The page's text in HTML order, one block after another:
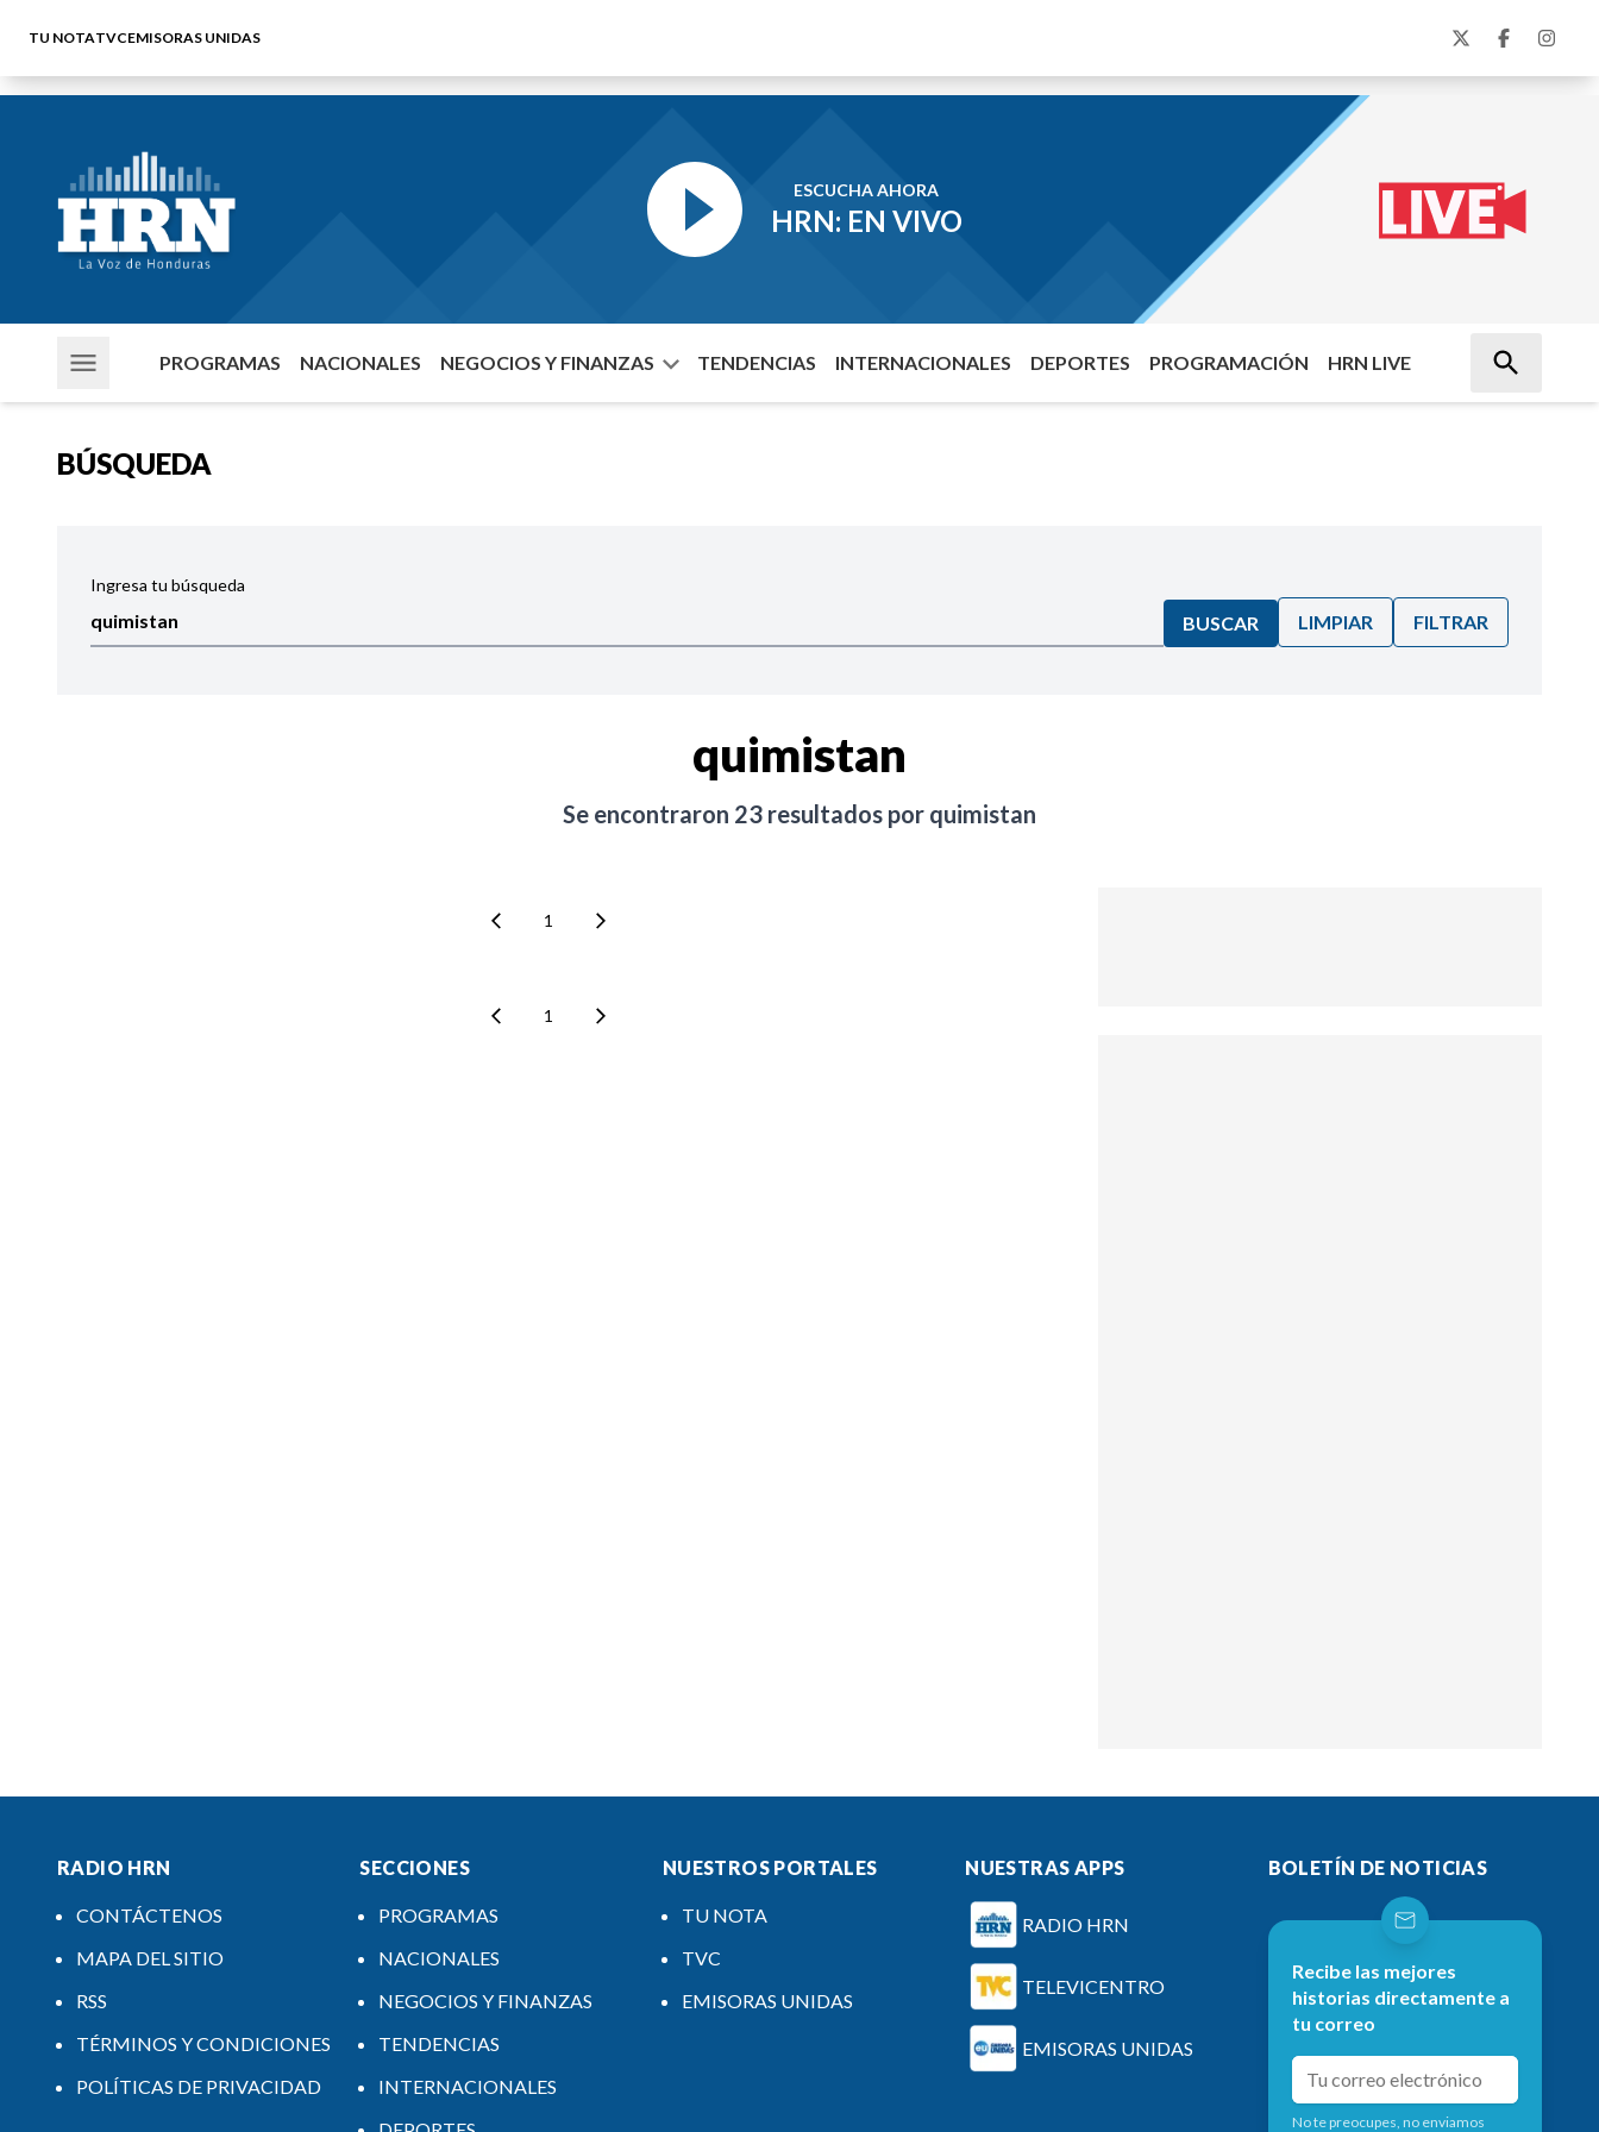
TU NOTATVCEMISORAS UNIDAS
ESCUCHA AHORA
HRN: EN VIVO
PROGRAMAS NACIONALES NEGOCIOS Y FINANZAS TENDENCIAS INTERNACIONALES DEPORTES PROGRAMACIÓN HRN LIVE
BÚSQUEDA
Ingresa tu búsqueda
BUSCAR LIMPIAR FILTRAR
quimistan
Se encontraron 23resultados por quimistan
1
1
RADIO HRN
CONTÁCTENOS
MAPA DEL SITIO
RSS
TÉRMINOS Y CONDICIONES
POLÍTICAS DE PRIVACIDAD
SECCIONES
PROGRAMAS
NACIONALES
NEGOCIOS Y FINANZAS
TENDENCIAS
INTERNACIONALES
NUESTROS PORTALES
TU NOTA
TVC
EMISORAS UNIDAS
NUESTRAS APPS
RADIO HRN
TELEVICENTRO
EMISORAS UNIDAS
BOLETÍN DE NOTICIAS
Recibe las mejores
historias directamente a
tu correo
No te preocupes, no enviamos